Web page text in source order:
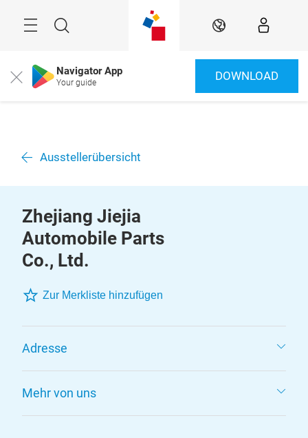
Suche DE
Close Navigator App
Your guide DOWNLOAD
Ausstellerübersicht
Zhejiang Jiejia
Automobile Parts
Co., Ltd.
Zur Merkliste hinzufügen
Adresse
Mehr von uns